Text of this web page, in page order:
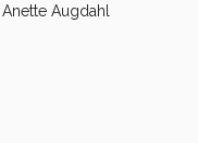
Augdahl